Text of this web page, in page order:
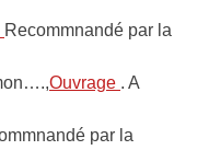
Recommnandé par la
Ouvrage . A
par la